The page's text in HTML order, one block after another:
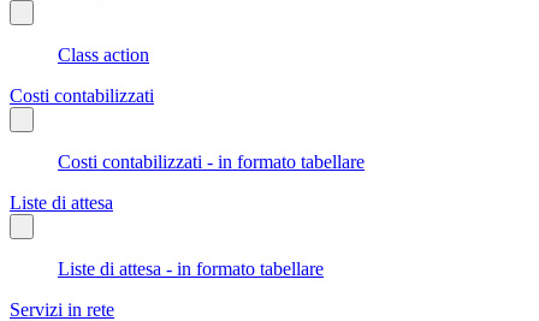
Class action
Costi contabilizzati
Costi contabilizzati - in formato tabellare
Liste di attesa
Liste di attesa - in formato tabellare
Servizi in rete